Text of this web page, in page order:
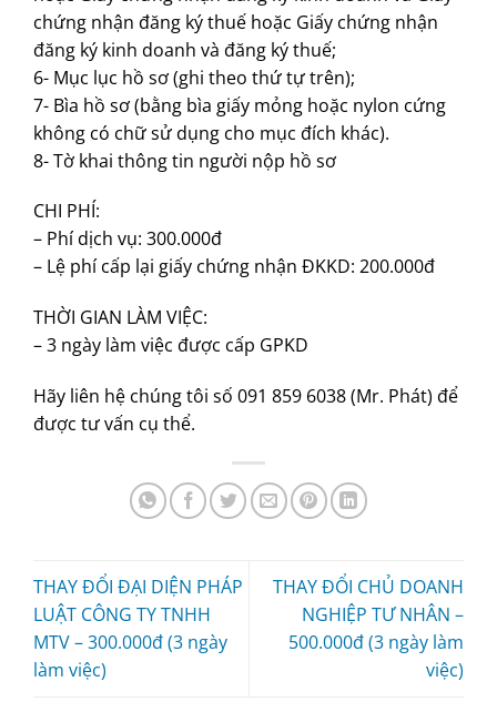
chứng nhận đăng ký thuế hoặc Giấy chứng nhận
đăng ký kinh doanh và đăng ký thuế;
6- Mục lục hồ sơ (ghi theo thứ tự trên);
7- Bìa hồ sơ (bằng bìa giấy mỏng hoặc nylon cứng
không có chữ sử dụng cho mục đích khác).
8- Tờ khai thông tin người nộp hồ sơ
CHI PHÍ:
– Phí dịch vụ: 300.000đ
– Lệ phí cấp lại giấy chứng nhận ĐKKD: 200.000đ
THỜI GIAN LÀM VIỆC:
– 3 ngày làm việc được cấp GPKD
Hãy liên hệ chúng tôi số 091 859 6038 (Mr. Phát) để
được tư vấn cụ thể.
THAY ĐỔI ĐẠI DIỆN PHÁP
LUẬT CÔNG TY TNHH
MTV – 300.000đ (3 ngày
làm việc)
THAY ĐỔI CHỦ DOANH
NGHIỆP TƯ NHÂN –
500.000đ (3 ngày làm
việc)